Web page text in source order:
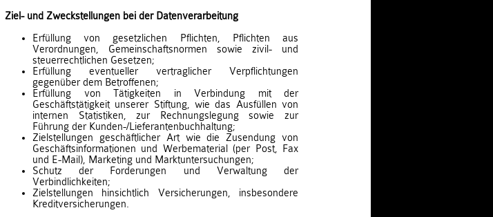
Ziel- und Zweckstellungen bei der Datenverarbeitung
Erfüllung von gesetzlichen Pflichten, Pflichten aus
Verordnungen, Gemeinschaftsnormen sowie zivil- und
steuerrechtlichen Gesetzen;
Erfüllung eventueller vertraglicher Verpflichtungen
gegenüber dem Betroffenen;
Erfüllung von Tätigkeiten in Verbindung mit der
Geschäftstätigkeit unserer Stiftung, wie das Ausfüllen von
internen Statistiken, zur Rechnungslegung sowie zur
Führung der Kunden-/Lieferantenbuchhaltung;
Zielstellungen geschäftlicher Art wie die Zusendung von
Geschäftsinformationen und Werbematerial (per Post, Fax
und E-Mail), Marketing und Marktuntersuchungen;
Schutz der Forderungen und Verwaltung der
Verbindlichkeiten;
Zielstellungen hinsichtlich Versicherungen, insbesondere
Kreditversicherungen.